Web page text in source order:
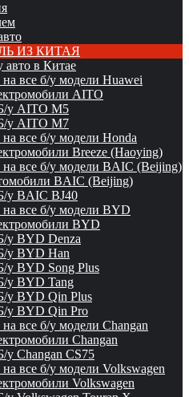
ИЗ КИТАЯ
авто в Китае
все б/у модели Huawei
AITO
у AITO M5
у AITO M7
все б/у модели Honda
Breeze (Haoying)
на все б/у модели BAIC (Beijing)
BAIC (Beijing)
у BAIC BJ40
на все б/у модели BYD
BYD
у BYD Denza
у BYD Han
у BYD Song Plus
у BYD Tang
у BYD Qin Plus
у BYD Qin Pro
все б/у модели Changan
Changan
у Changan CS75
все б/у модели Volkswagen
Volkswagen